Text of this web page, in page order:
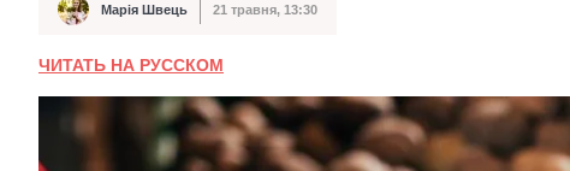
Автор Марія Швець
Дата публікації 21 травня, 13:30
ЧИТАТЬ НА РУССКОМ